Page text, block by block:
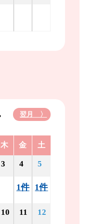
翌月 〉
木 金 土
3 4
1件
5
1件
10 11 12